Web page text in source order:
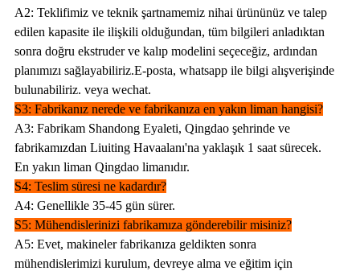
A2: Teklifimiz ve teknik şartnamemiz nihai ürününüz ve talep
edilen kapasite ile ilişkili olduğundan, tüm bilgileri anladıktan
sonra doğru ekstruder ve kalıp modelini seçeceğiz, ardından
planımızı sağlayabiliriz.E-posta, whatsapp ile bilgi alışverişinde
bulunabiliriz. veya wechat.
S3: Fabrikanız nerede ve fabrikanıza en yakın liman hangisi?
A3: Fabrikam Shandong Eyaleti, Qingdao şehrinde ve
fabrikamızdan Liuiting Havaalanı'na yaklaşık 1 saat sürecek.
En yakın liman Qingdao limanıdır.
S4: Teslim süresi ne kadardır?
A4: Genellikle 35-45 gün sürer.
S5: Mühendislerinizi fabrikamıza gönderebilir misiniz?
A5: Evet, makineler fabrikanıza geldikten sonra
mühendislerimizi kurulum, devreye alma ve eğitim için